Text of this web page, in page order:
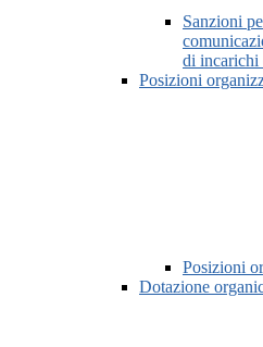
Sanzioni
di incarichi
Posizioni
Posizioni
Dotazione